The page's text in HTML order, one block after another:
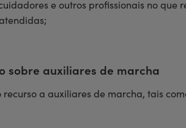
e outros profissionais no
sobre auxiliares de marcha
recurso a auxiliares de marcha, tais